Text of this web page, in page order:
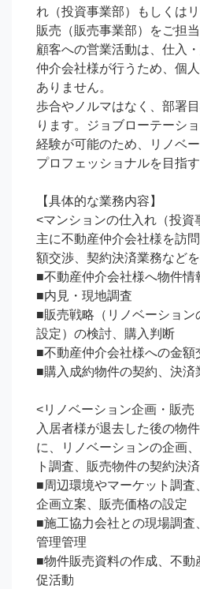
れ（投資事業部）もしくは
販売（販売事業部）をご担当
顧客への営業活動は、仕入
仲介会社様が行うため、個
ありません。
歩合やノルマはなく、部署
ります。ジョブローテーシ
経験が可能のため、リノベ
プロフェッショナルを目指
【具体的な業務内容】
<マンションの仕入れ（投資
主に不動産仲介会社様を訪
額交渉、契約決済業務などを
■不動産仲介会社様へ物件情
■内見・現地調査
■販売戦略（リノベーション
設定）の検討、購入判断
■不動産仲介会社様への金額
■購入成約物件の契約、決済
<リノベーション企画・販売
入居者様が退去した後の物
に、リノベーションの企画
ト調査、販売物件の契約決
■周辺環境やマーケット調査
企画立案、販売価格の設定
■施工協力会社との現場調査
管理管理
■物件販売資料の作成、不動
促活動